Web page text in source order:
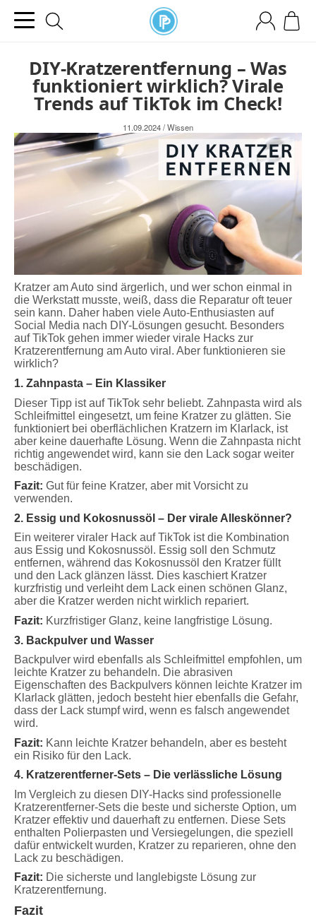
DIY-Kratzerentfernung – Was
funktioniert wirklich? Virale
Trends auf TikTok im Check!
11.09.2024/Wissen
Kratzer am Auto sind ärgerlich, und wer schon einmal in
die Werkstatt musste, weiß, dass die Reparatur oft teuer
sein kann. Daher haben viele Auto-Enthusiasten auf
Social Media nach DIY-Lösungen gesucht. Besonders
auf TikTok gehen immer wieder virale Hacks zur
Kratzerentfernung am Auto viral. Aber funktionieren sie
wirklich?
1. Zahnpasta – Ein Klassiker
Dieser Tipp ist auf TikTok sehr beliebt. Zahnpasta wird als
Schleifmittel eingesetzt, um feine Kratzer zu glätten. Sie
funktioniert bei oberflächlichen Kratzern im Klarlack, ist
aber keine dauerhafte Lösung. Wenn die Zahnpasta nicht
richtig angewendet wird, kann sie den Lack sogar weiter
beschädigen.
Fazit: Gut für feine Kratzer, aber mit Vorsicht zu
verwenden.
2. Essig und Kokosnussöl – Der virale Alleskönner?
Ein weiterer viraler Hack auf TikTok ist die Kombination
aus Essig und Kokosnussöl. Essig soll den Schmutz
entfernen, während das Kokosnussöl den Kratzer füllt
und den Lack glänzen lässt. Dies kaschiert Kratzer
kurzfristig und verleiht dem Lack einen schönen Glanz,
aber die Kratzer werden nicht wirklich repariert.
Fazit: Kurzfristiger Glanz, keine langfristige Lösung.
3. Backpulver und Wasser
Backpulver wird ebenfalls als Schleifmittel empfohlen, um
leichte Kratzer zu behandeln. Die abrasiven
Eigenschaften des Backpulvers können leichte Kratzer im
Klarlack glätten, jedoch besteht hier ebenfalls die Gefahr,
dass der Lack stumpf wird, wenn es falsch angewendet
wird.
Fazit: Kann leichte Kratzer behandeln, aber es besteht
ein Risiko für den Lack.
4. Kratzerentferner-Sets – Die verlässliche Lösung
Im Vergleich zu diesen DIY-Hacks sind professionelle
Kratzerentferner-Sets die beste und sicherste Option, um
Kratzer effektiv und dauerhaft zu entfernen. Diese Sets
enthalten Polierpasten und Versiegelungen, die speziell
dafür entwickelt wurden, Kratzer zu reparieren, ohne den
Lack zu beschädigen.
Fazit: Die sicherste und langlebigste Lösung zur
Kratzerentfernung.
Fazit